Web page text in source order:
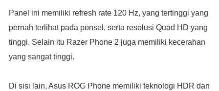
Panel ini memiliki refresh rate 120 Hz, yang tertinggi yang
pernah terlihat pada ponsel, serta resolusi Quad HD yang
tinggi. Selain itu Razer Phone 2 juga memiliki kecerahan
yang sangat tinggi.
Di sisi lain, Asus ROG Phone memiliki teknologi HDR dan